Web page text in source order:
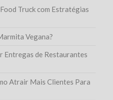
Truck com Estratégias
Vegana?
Entregas de Restaurantes
Atrair Mais Clientes Para